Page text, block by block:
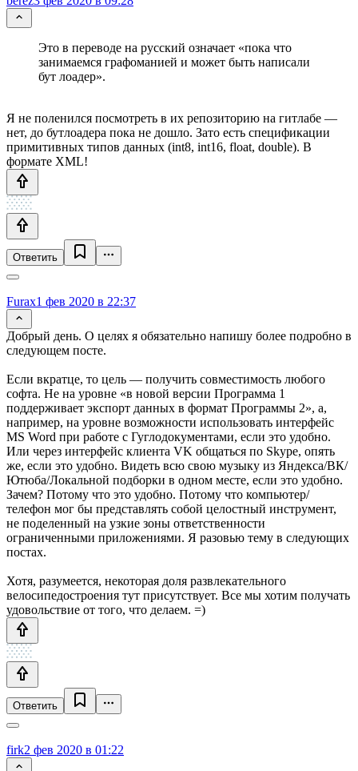
Это в переводе на русский означает «пока что
занимаемся графоманией и может быть написали
бут лоадер».
Я не поленился посмотреть в их репозиторию на гитлабе —
нет, до бутлоадера пока не дошло. Зато есть спецификации
примитивных типов данных (int8, int16, float, double). В
формате XML!
Ответить
Furax1 фев 2020 в 22:37
Добрый день. О целях я обязательно напишу более подробно в
следующем посте.
Если вкратце, то цель — получить совместимость любого
софта. Не на уровне «в новой версии Программа 1
поддерживает экспорт данных в формат Программы 2», а,
например, на уровне возможности использовать интерфейс
MS Word при работе с Гуглодокументами, если это удобно.
Или через интерфейс клиента VK общаться по Skype, опять
же, если это удобно. Видеть всю свою музыку из Яндекса/ВК/
Ютюба/Локальной подборки в одном месте, если это удобно.
Зачем? Потому что это удобно. Потому что компьютер/
телефон мог бы представлять собой целостный инструмент,
не поделенный на узкие зоны ответственности
ограниченными приложениями. Я разовью тему в следующих
постах.
Хотя, разумеется, некоторая доля развлекательного
велосипедостроения тут присутствует. Все мы хотим получать
удовольствие от того, что делаем. =)
Ответить
firk2 фев 2020 в 01:22